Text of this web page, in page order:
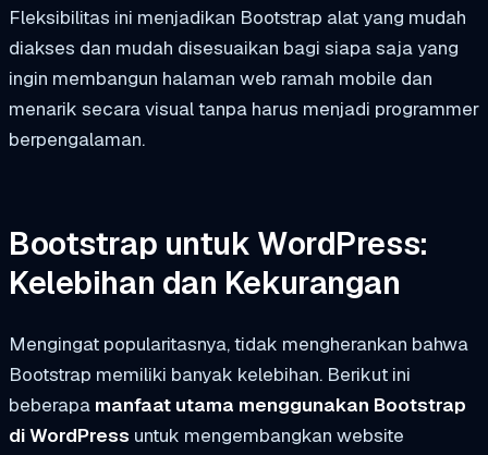
Fleksibilitas ini menjadikan Bootstrap alat yang mudah
diakses dan mudah disesuaikan bagi siapa saja yang
ingin membangun halaman web ramah mobile dan
menarik secara visual tanpa harus menjadi programmer
berpengalaman.
Bootstrap untuk WordPress:
Kelebihan dan Kekurangan
Mengingat popularitasnya, tidak mengherankan bahwa
Bootstrap memiliki banyak kelebihan. Berikut ini
beberapa manfaat utama menggunakan Bootstrap
di WordPress untuk mengembangkan website